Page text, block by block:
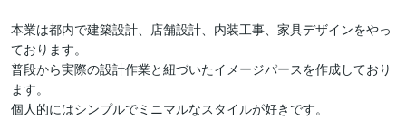
本業は都内で建築設計、店舗設計、内装工事、家具デザインをやっ
ております。
普段から実際の設計作業と紐づいたイメージパースを作成しており
ます。
個人的にはシンプルでミニマルなスタイルが好きです。